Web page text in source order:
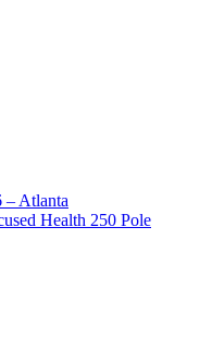
– Atlanta
Health 250 Pole